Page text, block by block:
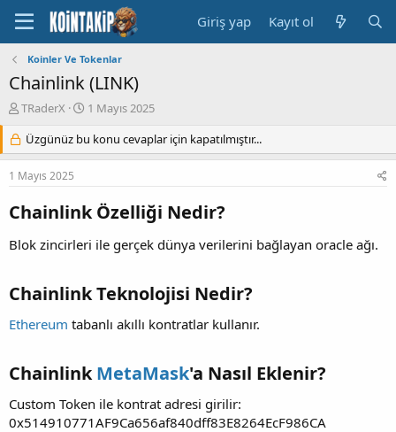
Giriş yap Kayıt ol
Koinler Ve Tokenlar
Chainlink (LINK)
K
n
u
y
B
a
l
a
TRaderX
B
ş
l
ı
t
i
i
1 Mayıs 2025
Üzgünüz bu konu cevaplar için kapatılmıştır...
1 Mayıs 2025
Chainlink Özelliği Nedir?
Blok zincirleri ile gerçek dünya verilerini bağlayan oracle ağı.
Chainlink Teknolojisi Nedir?
Ethereum tabanlı akıllı kontratlar kullanır.
ChainlinkMetaMask'a Nasıl Eklenir?
Custom Token ile kontrat adresi girilir:
0x514910771AF9Ca656af840dff83E8264EcF986CA